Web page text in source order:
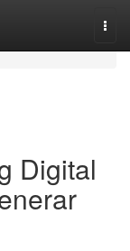
Digital